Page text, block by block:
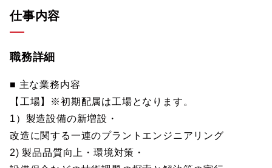
仕事内容
職務詳細
■ 主な業務内容
【工場】※初期配属は工場となります。
1）製造設備の新増設・
改造に関する一連のプラントエンジニアリング
2) 製品品質向上・環境対策・